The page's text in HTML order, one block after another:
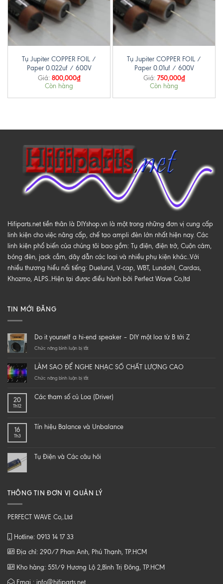
Tụ Jupiter COPPER FOIL /
Paper 0.022uf / 600V
Giá: 800,000₫
Còn hàng
Tụ Jupiter COPPER FOIL /
Paper 0.01uf / 600V
Giá: 750,000₫
Còn hàng
Hifiparts.net tiền thân là DIYshop.vn là một trong những đơn vị cung cấp
linh kiện cho việc nâng cấp, chế tạo ampli đèn lớn nhất hiện nay. Các
linh kiện phổ biến của chúng tôi bao gồm: Tụ điện, điện trở, Cuộn cảm,
bóng đèn, jack cắm, dây dẫn các loại và nhiều phụ kiện khác..Với
nhiều thương hiểu nổi tiếng: Duelund, V-cap, WBT, Lundahl, Cardas,
Khozmo, ALPS..Hiện tại được điều hành bởi Perfect Wave Co,ltd
TIN MỚI ĐĂNG
Do it yourself a hi-end speaker – DIY một loa từ B tới Z
Chức năng bình luận bị tắtở
yourself
a
speaker
loa
Z
LÀM SAO ĐỂ NGHE NHẠC SỐ CHẤT LƯỢNG CAO
Chức năng bình luận bị tắtở
ĐỂ
CHẤT
20
Th12
Các tham số củ Loa (Driver)
16
Th3
Tín hiệu Balance và Unbalance
Tụ Điện và Các câu hỏi
THÔNG TIN ĐƠN VỊ QUẢN LÝ
PERFECT WAVE Co,.Ltd
Hotline: 0913 14 17 33
Địa chỉ: 290/7 Phan Anh, Phú Thạnh, TP.HCM
Kho hàng: 551/9 Hương Lộ 2,Bình Trị Đông, TP.HCM
Emai : info@hifiparts.net